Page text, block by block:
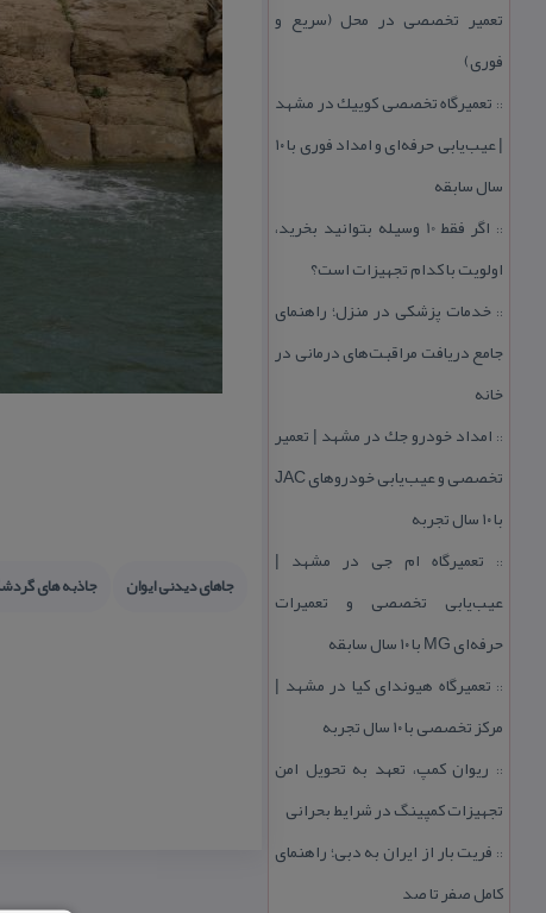
تعمیر تخصصی در محل (سریع و
فوری)
:: تعمیرگاه تخصصی كوییك در مشهد
| عیب‌یابی حرفه‌ای و امداد فوری با ۱۰
سال سابقه
::
اگر فقط 10 وسیله بتوانید بخرید،
اولویت با كدام تجهیزات است؟
:: خدمات پزشكی در منزل؛ راهنمای
جامع دریافت مراقبت‌های درمانی در
خانه
:: امداد خودرو جك در مشهد | تعمیر
تخصصی و عیب‌یابی خودروهای JAC
با ۱۰ سال تجربه
:: تعمیرگاه ام جی در مشهد |
عیب‌یابی تخصصی و تعمیرات
حرفه‌ای MG با ۱۰ سال سابقه
:: تعمیرگاه هیوندای كیا در مشهد |
مركز تخصصی با ۱۰ سال تجربه
:: ریوان كمپ، تعهد به تحویل امن
تجهیزات كمپینگ در شرایط بحرانی
:: فریت بار از ایران به دبی؛ راهنمای
كامل صفر تا صد
جاهای دیدنی ایوان جاذبه های